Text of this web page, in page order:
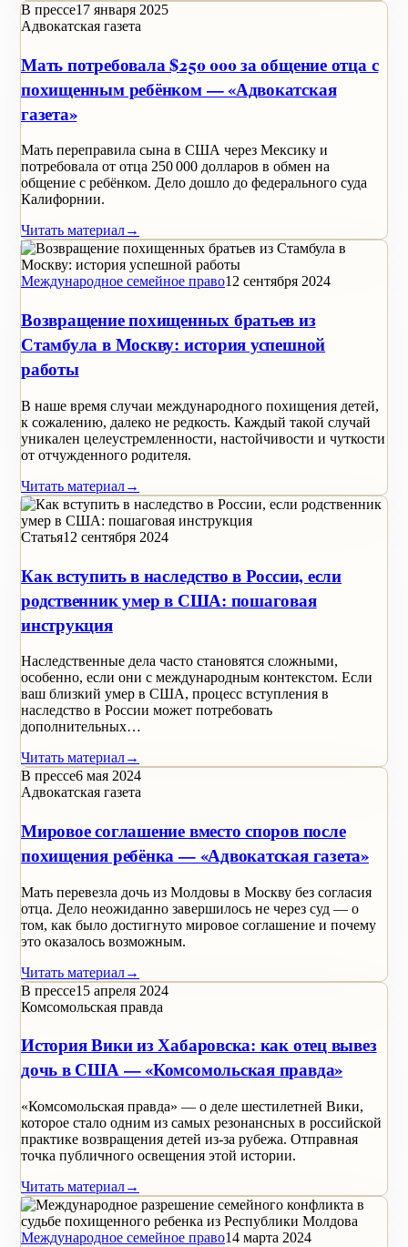
В прессе17 января 2025
Адвокатская газета
Мать потребовала $250 000 за общение отца с
похищенным ребёнком — «Адвокатская
газета»
Мать переправила сына в США через Мексику и
потребовала от отца 250 000 долларов в обмен на
общение с ребёнком. Дело дошло до федерального суда
Калифорнии.
Читать материал→
Международное семейное право12 сентября 2024
Возвращение похищенных братьев из
Стамбула в Москву: история успешной
работы
В наше время случаи международного похищения детей,
к сожалению, далеко не редкость. Каждый такой случай
уникален целеустремленности, настойчивости и чуткости
от отчужденного родителя.
Читать материал→
Статья12 сентября 2024
Как вступить в наследство в России, если
родственник умер в США: пошаговая
инструкция
Наследственные дела часто становятся сложными,
особенно, если они с международным контекстом. Если
ваш близкий умер в США, процесс вступления в
наследство в России может потребовать
дополнительных…
Читать материал→
В прессе6 мая 2024
Адвокатская газета
Мировое соглашение вместо споров после
похищения ребёнка — «Адвокатская газета»
Мать перевезла дочь из Молдовы в Москву без согласия
отца. Дело неожиданно завершилось не через суд — о
том, как было достигнуто мировое соглашение и почему
это оказалось возможным.
Читать материал→
В прессе15 апреля 2024
Комсомольская правда
История Вики из Хабаровска: как отец вывез
дочь в США — «Комсомольская правда»
«Комсомольская правда» — о деле шестилетней Вики,
которое стало одним из самых резонансных в российской
практике возвращения детей из-за рубежа. Отправная
точка публичного освещения этой истории.
Читать материал→
Международное семейное право14 марта 2024